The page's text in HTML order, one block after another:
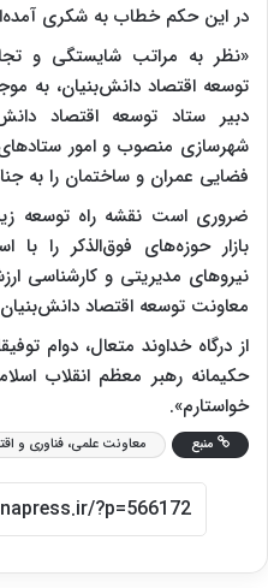
در این حکم خطاب به شکری
«نظر به مراتب شایستگی و
توسعه اقتصاد دانش‌بنیان، به
دبیر ستاد توسعه اقتصاد
شهرسازی منصوب و امور
فضایی عمران و ساختمان را به
ضروری است نقشه راه توسعه
بازار حوزه‌های فوق‌الذکر را با
نیروهای مدیریتی و کارشناسی
معاونت توسعه اقتصاد دانش‌بنیان
از درگاه خداوند متعال، دوام
حکیمانه رهبر معظم انقلاب
خواستارم».
منبع معاونت علمی، فناوری و